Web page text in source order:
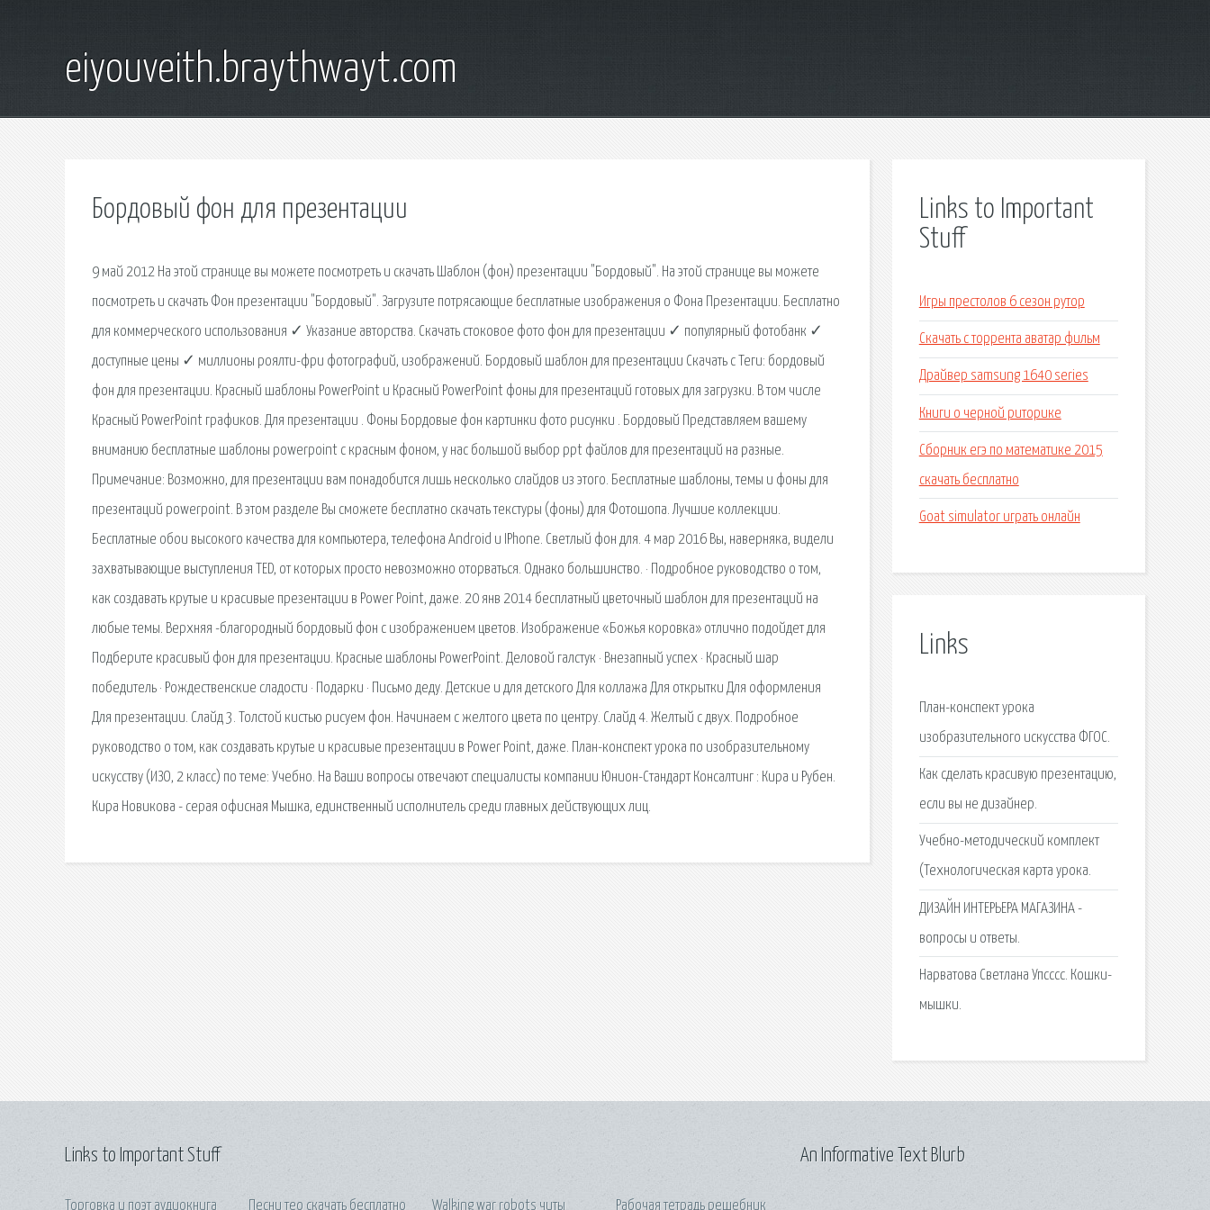
eiyouveith.braythwayt.com
Бордовый фон для презентации
9 май 2012 На этой странице вы можете посмотреть и скачать Шаблон (фон) презентации "Бордовый". На этой странице вы можете
посмотреть и скачать Фон презентации "Бордовый". Загрузите потрясающие бесплатные изображения о Фона Презентации. Бесплатно
для коммерческого использования ✓ Указание авторства. Скачать стоковое фото фон для презентации ✓ популярный фотобанк ✓
доступные цены ✓ миллионы роялти-фри фотографий, изображений. Бордовый шаблон для презентации Скачать с Теги: бордовый
фон для презентации. Красный шаблоны PowerPoint и Красный PowerPoint фоны для презентаций готовых для загрузки. В том числе
Красный PowerPoint графиков. Для презентации . Фоны Бордовые фон картинки фото рисунки . Бордовый Представляем вашему
вниманию бесплатные шаблоны powerpoint с красным фоном, у нас большой выбор ppt файлов для презентаций на разные.
Примечание: Возможно, для презентации вам понадобится лишь несколько слайдов из этого. Бесплатные шаблоны, темы и фоны для
презентаций powerpoint. В этом разделе Вы сможете бесплатно скачать текстуры (фоны) для Фотошопа. Лучшие коллекции.
Бесплатные обои высокого качества для компьютера, телефона Android и IPhone. Светлый фон для. 4 мар 2016 Вы, наверняка, видели
захватывающие выступления TED, от которых просто невозможно оторваться. Однако большинство. · Подробное руководство о том,
как создавать крутые и красивые презентации в Power Point, даже. 20 янв 2014 бесплатный цветочный шаблон для презентаций на
любые темы. Верхняя -благородный бордовый фон с изображением цветов. Изображение «Божья коровка» отлично подойдет для
Подберите красивый фон для презентации. Красные шаблоны PowerPoint. Деловой галстук · Внезапный успех · Красный шар
победитель · Рождественские сладости · Подарки · Письмо деду. Детские и для детского Для коллажа Для открытки Для оформления
Для презентации. Слайд 3. Толстой кистью рисуем фон. Начинаем с желтого цвета по центру. Слайд 4. Желтый с двух. Подробное
руководство о том, как создавать крутые и красивые презентации в Power Point, даже. План-конспект урока по изобразительному
искусству (ИЗО, 2 класс) по теме: Учебно. На Ваши вопросы отвечают специалисты компании Юнион-Стандарт Консалтинг : Кира и Рубен.
Кира Новикова - серая офисная Мышка, единственный исполнитель среди главных действующих лиц.
Links to Important
Stuff
Игры престолов 6 сезон рутор
Скачать с торрента аватар фильм
Драйвер samsung 1640 series
Книги о черной риторике
Сборник егэ по математике 2015
скачать бесплатно
Goat simulator играть онлайн
Links
План-конспект урока
изобразительного искусства ФГОС.
Как сделать красивую презентацию,
если вы не дизайнер.
Учебно-методический комплект
(Технологическая карта урока.
ДИЗАЙН ИНТЕРЬЕРА МАГАЗИНА -
вопросы и ответы.
Нарватова Светлана Упсссс. Кошки-
мышки.
Links to Important Stuff
Торговка и поэт аудиокнига Песни тео скачать бесплатно Walking war robots читы Рабочая тетрадь решебник
An Informative Text Blurb